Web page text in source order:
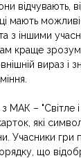
відчувають,
мають
з іншими
краще
вираз і
з МАК – "Світле
які
Учасники гри
що